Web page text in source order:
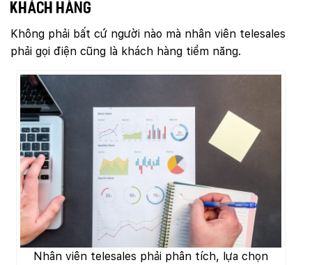
khách hàng
Không phải bất cứ người nào mà nhân viên telesales
phải gọi điện cũng là khách hàng tiềm năng.
Nhân viên telesales phải phân tích, lựa chọn